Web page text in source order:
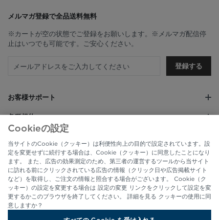
お客様サポート
各種規約
メルマガ登録で全品送料無料
※カートが空の状態でご登録をお願いします。※メルマガ配信停
止はいつでも可能です。ご安心ください。
登録する
Cookieの設定
当サイトのCookie（クッキー）は利便性向上の目的で設定されています。設
定を変更せずに続行する場合は、Cookie（クッキー）に同意したことになり
ます。 また、広告の効果測定のため、第三者の運営するツールから当サイト
に訪れる前にクリックされている広告の情報（クリック日や広告掲載サイト
など）を取得し、ご注文の情報と照合する場合がございます。 Cookie（ク
ッキー）の設定を変更する場合は 設定の変更 リンクをクリックして設定を変
更するかこのブラウザを終了してください。 詳細を見る クッキーの使用に同
意しますか？